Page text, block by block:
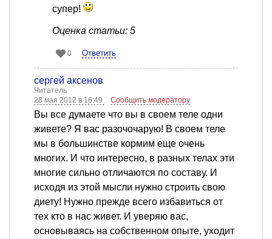
супер!
Оценка статьи: 5
0 Ответить
сергей аксенов
Читатель
28 мая 2012 в 16:49
Сообщить модератору
Вы все думаете что вы в своем теле одни
живете? Я вас разочочарую! В своем теле
мы в большинстве кормим еще очень
многих. И что интересно, в разных телах эти
многие сильно отличаются по составу. И
исходя из этой мысли нужно строить свою
диету! Нужно прежде всего избавиться от
тех кто в нас живет. И уверяю вас,
основываясь на собственном опыте, уходит